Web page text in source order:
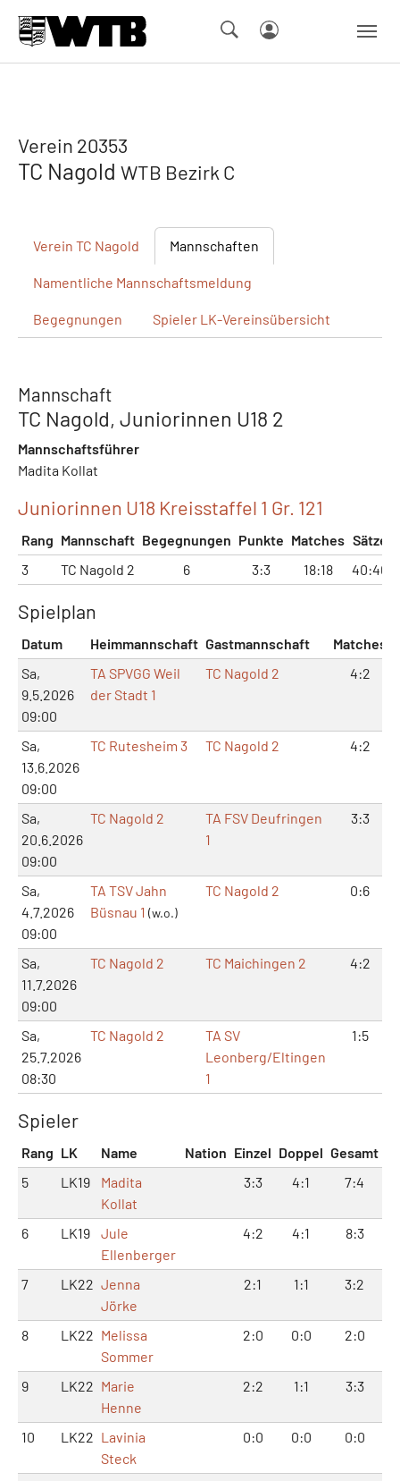
Verein 20353
TC Nagold WTB Bezirk C
Verein TC Nagold Mannschaften
Namentliche Mannschaftsmeldung
Begegnungen Spieler LK-Vereinsübersicht
Mannschaft
TC Nagold, Juniorinnen U18 2
Mannschaftsführer
Madita Kollat
Juniorinnen U18 Kreisstaffel 1 Gr. 121
Rang Mannschaft Begegnungen Punkte Matches Sätze
3
TC Nagold 2 6 3:3 18:18 40:40
Spielplan
Datum Heimmannschaft Gastmannschaft Matches
Sa,
9.5.2026
09:00
TA SPVGG Weil
der Stadt 1
TC Nagold 2 4:2
Sa,
13.6.2026
09:00
TC Rutesheim 3 TC Nagold 2 4:2
Sa,
20.6.2026
09:00
TC Nagold 2
TA FSV Deufringen
1
3:3
Sa,
4.7.2026
09:00
TA TSV Jahn
Büsnau 1 (w.o.)
TC Nagold 2 0:6
Sa,
11.7.2026
09:00
TC Nagold 2 TC Maichingen 2 4:2
Sa,
25.7.2026
08:30
TC Nagold 2
TA SV
Leonberg/Eltingen
1
1:5
Spieler
Rang LK Name Nation Einzel Doppel Gesamt
5
LK19
Madita
Kollat
3:3 4:1 7:4
6 LK19
Jule
Ellenberger
4:2 4:1 8:3
7 LK22 Jenna
Jörke
2:1 1:1 3:2
8 LK22 Melissa
Sommer
2:0 0:0 2:0
9 LK22 Marie
Henne
2:2 1:1 3:3
10 LK22 Lavinia
Steck
0:0 0:0 0:0